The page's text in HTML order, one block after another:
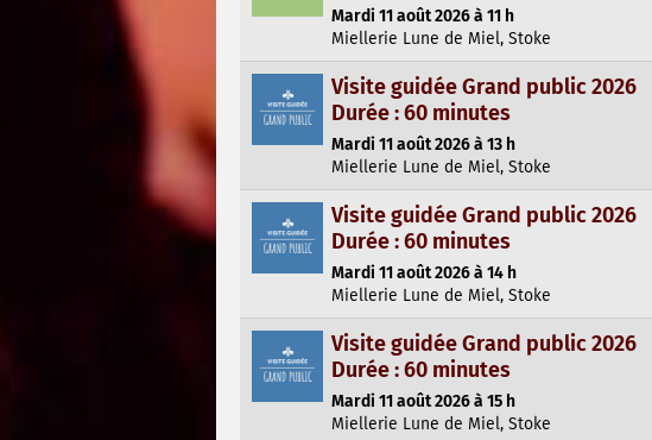
Mardi 11 août 2026 à 11 h
Miellerie Lune de Miel, Stoke
Visite guidée Grand public 2026
Durée : 60 minutes
Mardi 11 août 2026 à 13 h
Miellerie Lune de Miel, Stoke
Visite guidée Grand public 2026
Durée : 60 minutes
Mardi 11 août 2026 à 14 h
Miellerie Lune de Miel, Stoke
Visite guidée Grand public 2026
Durée : 60 minutes
Mardi 11 août 2026 à 15 h
Miellerie Lune de Miel, Stoke